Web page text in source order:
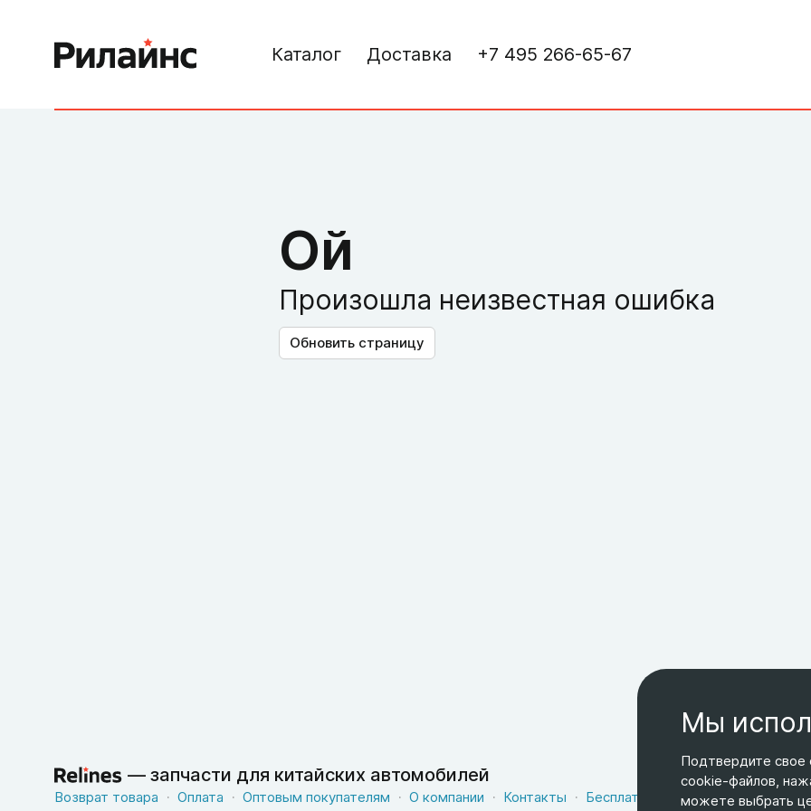
Каталог Доставка +7 495 266-65-67
Ой
Произошла неизвестная ошибка
Обновить страницу
— запчасти для китайских автомобилей
Возврат товара Оплата Оптовым покупателям О компании Контакты Бесплатная доставка
Оферта
Мы
Подтвердите свое
cookie-файлов,
можете выбрать